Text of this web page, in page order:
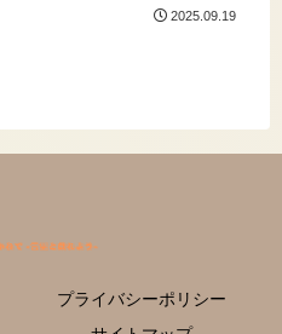
2025.09.19
プライバシーポリシー